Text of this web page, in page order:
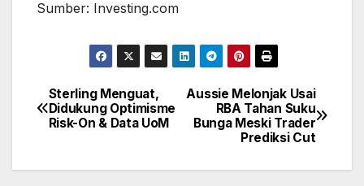
Sumber: Investing.com
Post
navigation
Aussie Melonjak Usai
RBA Tahan Suku
Bunga Meski Trader
Prediksi Cut
Sterling Menguat,
Didukung Optimisme
Risk-On & Data UoM